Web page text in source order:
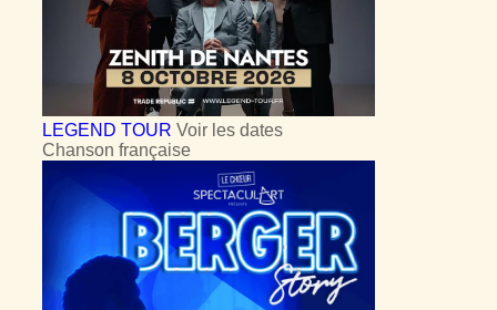
LEGEND TOUR Voir les dates
Chanson française